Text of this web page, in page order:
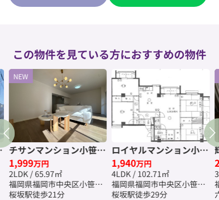
この物件を見ている方におすすめの物件
NEW
チサンマンション小笹☆
仲介手数料無料☆
1,999万円
2LDK / 65.97㎡
福岡県福岡市中央区小笹３
丁目
桜坂駅徒歩21分
ロイヤルマンション小笹
☆仲介手数料無料☆
1,940万円
4LDK / 102.71㎡
福岡県福岡市中央区小笹２
丁目
桜坂駅徒歩29分